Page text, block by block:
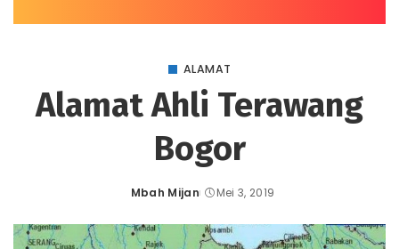
ALAMAT
Alamat Ahli Terawang
Bogor
Posted
Mbah Mijan Mei 3, 2019